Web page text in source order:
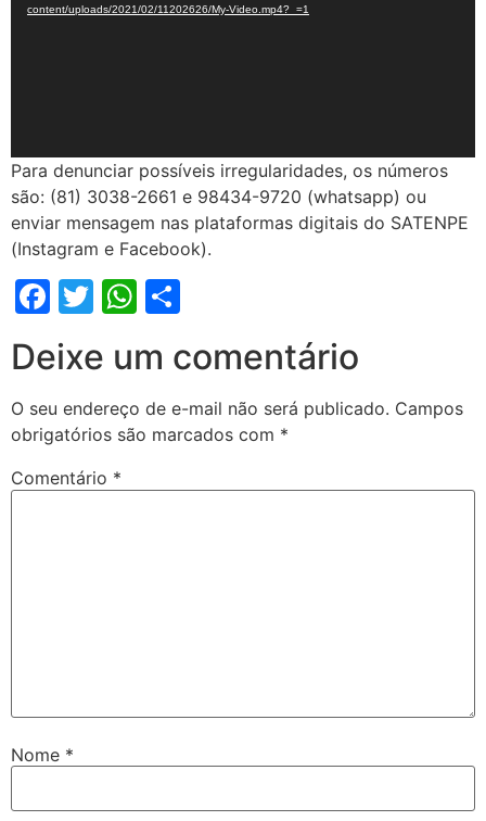
vídeo
content/uploads/2021/02/11202626/My-Video.mp4?_=1
Para denunciar possíveis irregularidades, os números
são: (81) 3038-2661 e 98434-9720 (whatsapp) ou
enviar mensagem nas plataformas digitais do SATENPE
(Instagram e Facebook).
Facebook
TwitterWhatsApp
Deixe um comentário
O seu endereço de e-mail não será publicado. Campos
obrigatórios são marcados com *
Comentário *
Nome *